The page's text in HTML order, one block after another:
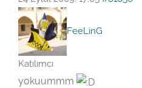
FeeLinG
Katılımcı
yokuummm